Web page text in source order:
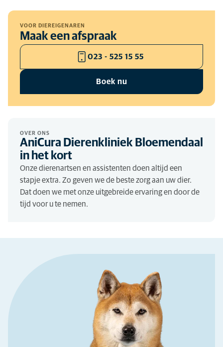
VOOR DIEREIGENAREN
Maak een afspraak
023 - 525 15 55
Boek nu
OVER ONS
AniCura Dierenkliniek Bloemendaal
in het kort
Onze dierenartsen en assistenten doen altijd een
stapje extra. Zo geven we de beste zorg aan uw dier.
Dat doen we met onze uitgebreide ervaring en door de
tijd voor u te nemen.